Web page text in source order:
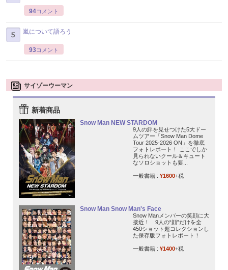
94コメント
嵐について語ろう
93コメント
サイゾーウーマン
新着商品
Snow Man NEW STARDOM
9人の絆を見せつけた5大ドー
ムツアー「Snow Man Dome
Tour 2025-2026 ON」を徹底
フォトレポート！ ここでしか
見られないクール＆キュート
なソロショットも要...
一般書籍 : ¥1600+税
Snow Man Snow Man's Face
Snow Manメンバーの笑顔に大
接近！ 9人の“顔”だけを全
450ショット超コレクションし
た保存版フォトレポート！
一般書籍 : ¥1400+税